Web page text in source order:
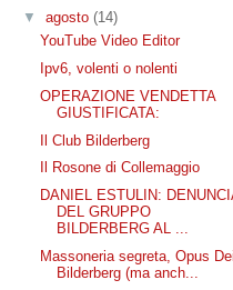
▼ agosto (14)
YouTube Video Editor
Ipv6, volenti o nolenti
OPERAZIONE VENDETTA
GIUSTIFICATA:
Il Club Bilderberg
Il Rosone di Collemaggio
DANIEL ESTULIN:
DEL GRUPPO
BILDERBERG AL ...
Massoneria segreta, Opus
Bilderberg (ma anch...